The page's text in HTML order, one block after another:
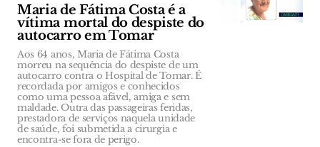
Maria de Fátima Costa é a
vítima mortal do despiste do
autocarro em Tomar
Aos 64 anos, Maria de Fátima Costa
morreu na sequência do despiste de um
autocarro contra o Hospital de Tomar. É
recordada por amigos e conhecidos
como uma pessoa afável, amiga e sem
maldade. Outra das passageiras feridas,
prestadora de serviços naquela unidade
de saúde, foi submetida a cirurgia e
encontra-se fora de perigo.